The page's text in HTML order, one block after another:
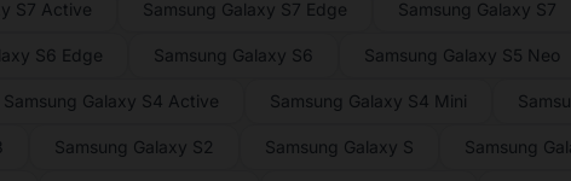
S7 Active Samsung Galaxy S7 Edge Samsung Galaxy S7
S6 Edge Samsung Galaxy S6 Samsung Galaxy S5 Neo
Samsung Galaxy S4 Active Samsung Galaxy S4 Mini
Samsung Galaxy S2 Samsung Galaxy S Samsung